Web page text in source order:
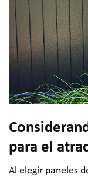
para el
Al elegir paneles